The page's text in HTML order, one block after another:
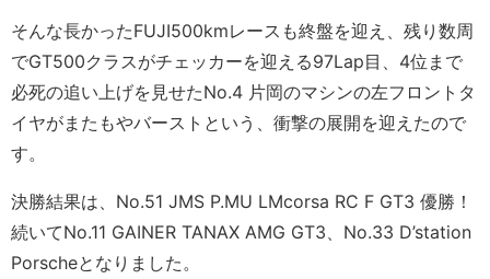
そんな長かったFUJI500kmレースも終盤を迎え、残り数周
でGT500クラスがチェッカーを迎える97Lap目、4位まで
必死の追い上げを見せたNo.4 片岡のマシンの左フロントタ
イヤがまたもやバーストという、衝撃の展開を迎えたので
す。
決勝結果は、No.51 JMS P.MU LMcorsa RC F GT3 優勝！
続いてNo.11 GAINER TANAX AMG GT3、No.33 D’station
Porscheとなりました。